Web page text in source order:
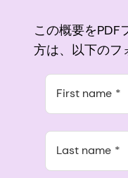
この概要をPDF
方は、以下のフ
First name
Last name